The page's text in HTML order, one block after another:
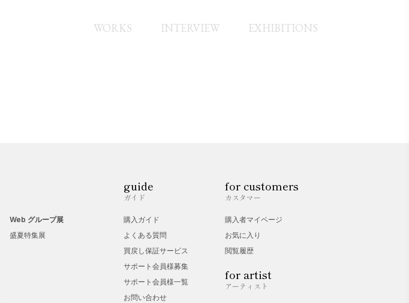
WORKS INTERVIEW EXHIBITIONS
Web グループ展
盛夏特集展
guide
ガイド
購入ガイド
よくある質問
買戻し保証サービス
サポート会員様募集
サポート会員様一覧
お問い合わせ
for customers
カスタマー
購入者マイページ
お気に入り
閲覧履歴
for artist
アーティスト